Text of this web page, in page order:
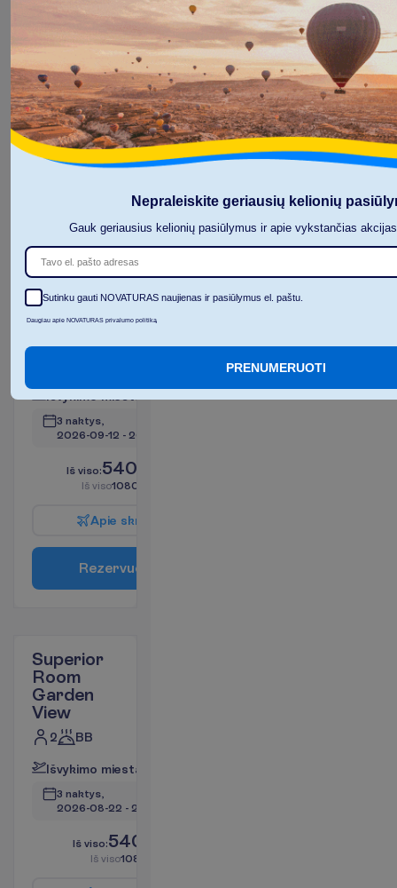
RO
mi tas: Viln u s
3 naktys,
2026-09-05
2026-09-08
Iš viso:540.48€/asm.
Iš viso1080.96€/grupei
Apie skrydį
t
Apartment
Garden
3 naktys,
2026-09-12 - 2026-09-15
Iš viso:540.48
Iš viso1080.96
Apie skr
Rezervuo
Superior
Room
Garden
View
2 BB
Išvykimo miesta
3 naktys,
2026-08-22 - 2026-08-25
Iš viso:540.98
Iš viso1081.96
Nepraleiskite geriausių kelionių
Gauk geriausius kelionių pasiūlymus ir apie vykstančias
Sutinku gauti NOVATURAS naujienas ir pasiūlymus el. paštu.
Daugiau apie NOVATURAS privalumo politiką
PRENUMERUOTI